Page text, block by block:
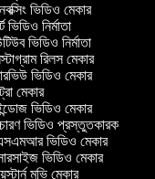
ভিডিও মেকার
নির্মাতা
ভিডিও নির্মাতা
রিলস মেকার
ভিডিও মেকার
মেকার
ভিডিও মেকার
ভিডিও প্রস্তুতকারক
ভিডিও মেকার
ভিডিও মেকার
মুভি মেকার